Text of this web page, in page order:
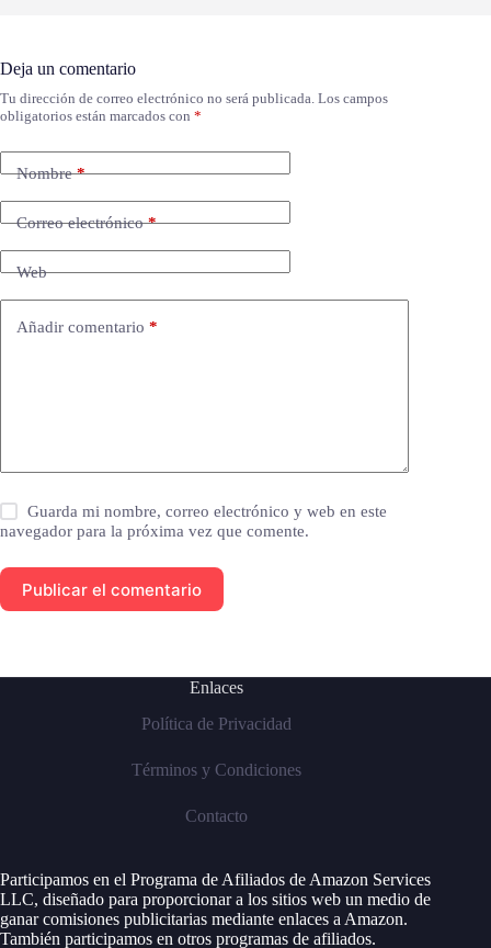
Deja un comentario
Tu dirección de correo electrónico no será publicada. Los campos
obligatorios están marcados con *
Nombre*
Correo electrónico*
Web
Añadir comentario *
Guarda mi nombre, correo electrónico y web en este
navegador para la próxima vez que comente.
Publicar el comentario
Enlaces
Política de Privacidad
Términos y Condiciones
Contacto
Participamos en el Programa de Afiliados de Amazon Services
LLC, diseñado para proporcionar a los sitios web un medio de
ganar comisiones publicitarias mediante enlaces a Amazon.
También participamos en otros programas de afiliados.